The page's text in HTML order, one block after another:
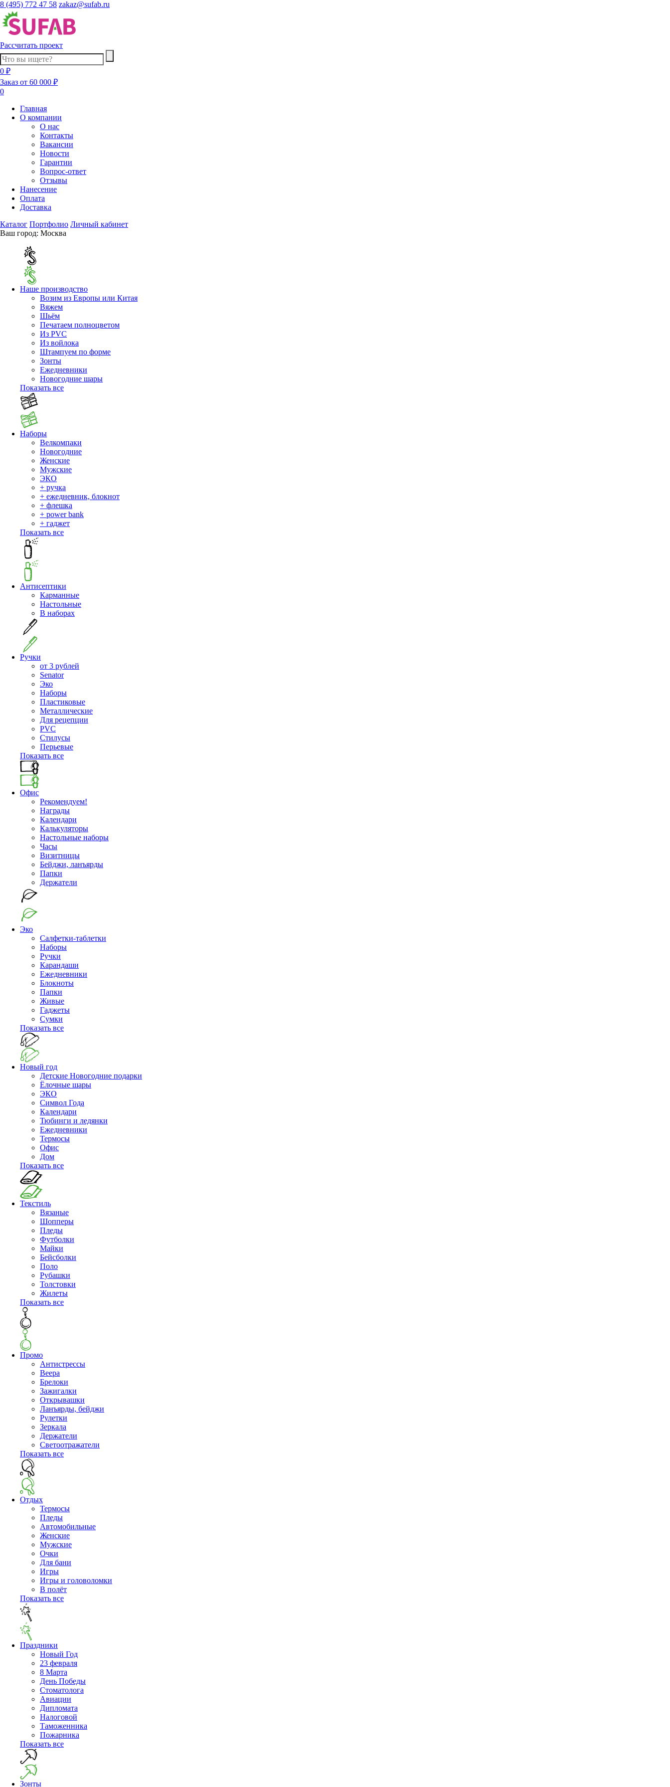
8 (495) 772 47 58 zakaz@sufab.ru
Рассчитать проект
0 ₽
Заказ от 60 000 ₽
0
Главная
О компании
О нас
Контакты
Вакансии
Новости
Гарантии
Вопрос-ответ
Отзывы
Нанесение
Оплата
Доставка
Каталог Портфолио Личный кабинет
Ваш город: Москва
Наше производство
Возим из Европы или Китая
Вяжем
Шьём
Печатаем полноцветом
Из PVC
Из войлока
Штампуем по форме
Зонты
Ежедневники
Новогодние шары
Показать все
Наборы
Велкомпаки
Новогодние
Женские
Мужские
ЭКО
+ ручка
+ ежедневник, блокнот
+ флешка
+ power bank
+ гаджет
Показать все
Антисептики
Карманные
Настольные
В наборах
Ручки
от 3 рублей
Senator
Эко
Наборы
Пластиковые
Металлические
Для рецепции
PVC
Стилусы
Перьевые
Показать все
Офис
Рекомендуем!
Награды
Календари
Калькуляторы
Настольные наборы
Часы
Визитницы
Бейджи, ланъярды
Папки
Держатели
Эко
Салфетки-таблетки
Наборы
Ручки
Карандаши
Ежедневники
Блокноты
Папки
Живые
Гаджеты
Сумки
Показать все
Новый год
Детские Новогодние подарки
Ёлочные шары
ЭКО
Символ Года
Календари
Тюбинги и ледянки
Ежедневники
Термосы
Офис
Дом
Показать все
Текстиль
Вязаные
Шопперы
Пледы
Футболки
Майки
Бейсболки
Поло
Рубашки
Толстовки
Жилеты
Показать все
Промо
Антистрессы
Веера
Брелоки
Зажигалки
Открывашки
Ланъярды, бейджи
Рулетки
Зеркала
Держатели
Светоотражатели
Показать все
Отдых
Термосы
Пледы
Автомобильные
Женские
Мужские
Очки
Для бани
Игры
Игры и головоломки
В полёт
Показать все
Праздники
Новый Год
23 февраля
8 Марта
День Победы
Cтоматолога
Авиации
Дипломата
Налоговой
Таможенника
Пожарника
Показать все
Зонты